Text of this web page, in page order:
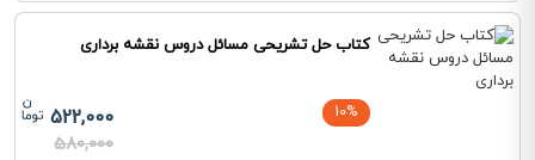
کتاب حل تشریحی مسائل دروس نقشه برداری
10%
522,000
580,000